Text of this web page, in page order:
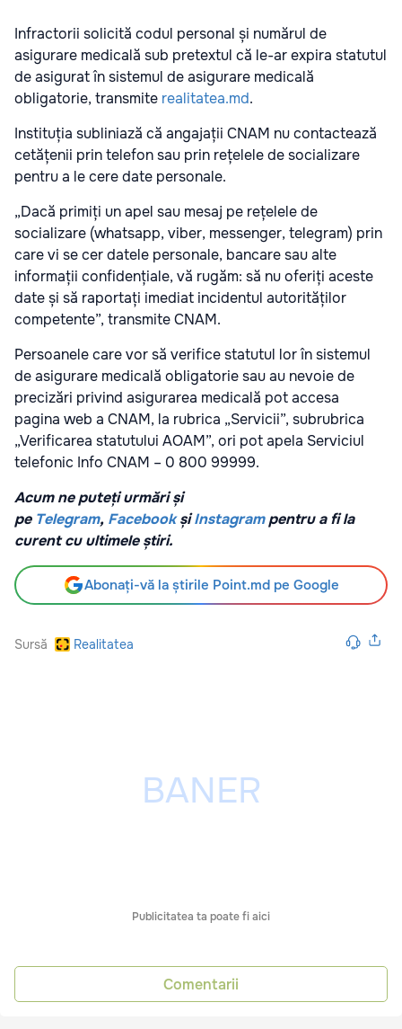
Infractorii solicită codul personal și numărul de
asigurare medicală sub pretextul că le-ar expira statutul
de asigurat în sistemul de asigurare medicală
obligatorie, transmite realitatea.md.
Instituția subliniază că angajații CNAM nu contactează
cetățenii prin telefon sau prin rețelele de socializare
pentru a le cere date personale.
„Dacă primiți un apel sau mesaj pe rețelele de
socializare (whatsapp, viber, messenger, telegram) prin
care vi se cer datele personale, bancare sau alte
informații confidențiale, vă rugăm: să nu oferiți aceste
date și să raportați imediat incidentul autorităților
competente”, transmite CNAM.
Persoanele care vor să verifice statutul lor în sistemul
de asigurare medicală obligatorie sau au nevoie de
precizări privind asigurarea medicală pot accesa
pagina web a CNAM, la rubrica „Servicii”, subrubrica
„Verificarea statutului AOAM”, ori pot apela Serviciul
telefonic Info CNAM – 0 800 99999.
Acum ne puteți urmări și
pe Telegram, Facebook șiInstagrampentru a fi la
curent cu ultimele știri.
Abonați-vă la știrile Point.md pe Google
Sursă Realitatea
Publicitatea ta poate fi aici
Comentarii